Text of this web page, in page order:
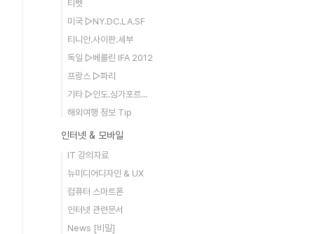
티벳
미국 ▷NY.DC.LA.SF
티니안.사이판.세부
독일 ▷베를린 IFA 2012
프랑스 ▷파리
기타 ▷인도.싱가포르...
해외여행 정보 Tip
인터넷 & 모바일
IT 강의자료
뉴미디어디자인 & UX
컴퓨터 스마트폰
인터넷 관련문서
News [비밀]